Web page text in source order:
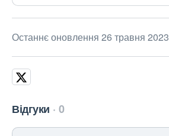
Останнє оновлення 26 травня 2023
Відгуки 0